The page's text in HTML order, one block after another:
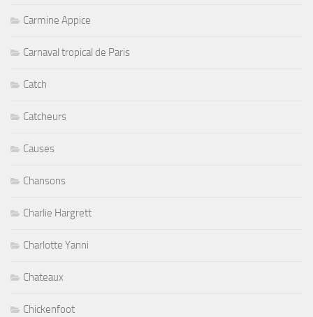
Carmine Appice
Carnaval tropical de Paris
Catch
Catcheurs
Causes
Chansons
Charlie Hargrett
Charlotte Yanni
Chateaux
Chickenfoot